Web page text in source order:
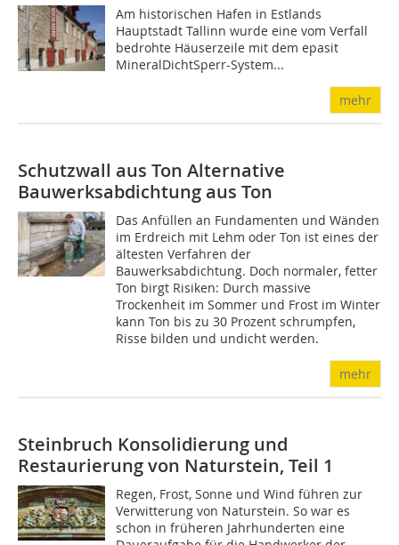
Am historischen Hafen in Estlands
Hauptstadt Tallinn wurde eine vom Verfall
bedrohte Häuserzeile mit dem epasit
MineralDichtSperr-System...
mehr
Schutzwall aus Ton Alternative
Bauwerksabdichtung aus Ton
Das Anfüllen an Fundamenten und Wänden
im Erdreich mit Lehm oder Ton ist eines der
ältesten Verfahren der
Bauwerksabdichtung. Doch normaler, fetter
Ton birgt Risiken: Durch massive
Trockenheit im Sommer und Frost im Winter
kann Ton bis zu 30 Prozent schrumpfen,
Risse bilden und undicht werden.
mehr
Steinbruch Konsolidierung und
Restaurierung von Naturstein, Teil 1
Regen, Frost, Sonne und Wind führen zur
Verwitterung von Naturstein. So war es
schon in früheren Jahrhunderten eine